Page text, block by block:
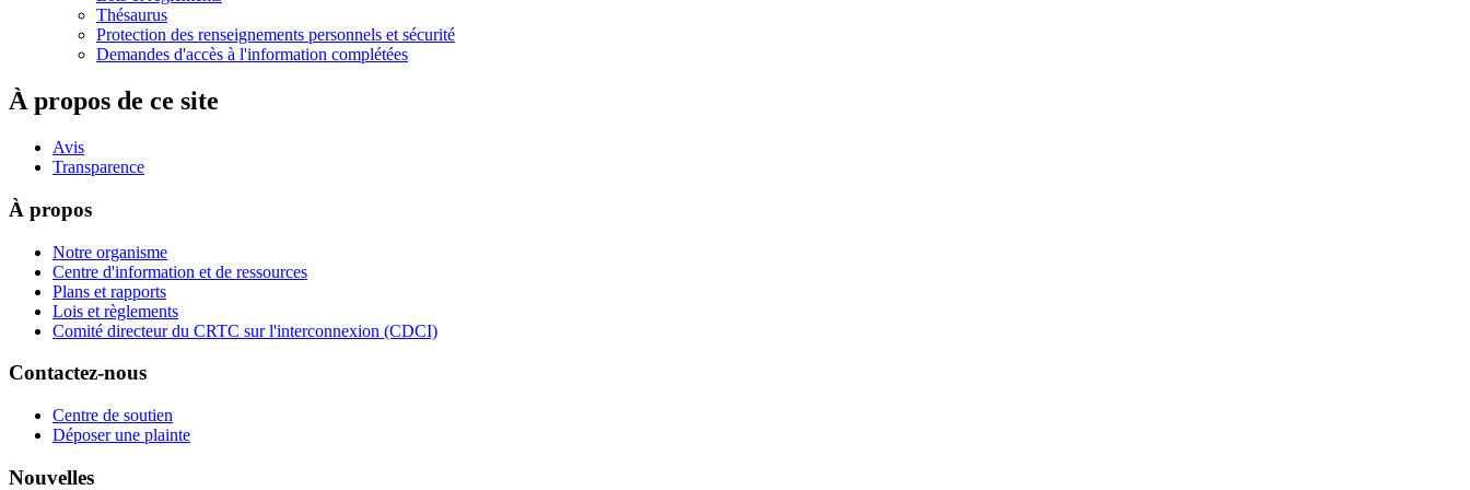
Thésaurus
Protection des renseignements personnels et sécurité
Demandes d'accès à l'information complétées
À propos de ce site
Avis
Transparence
À propos
Notre organisme
Centre d'information et de ressources
Plans et rapports
Lois et règlements
Comité directeur du CRTC sur l'interconnexion (CDCI)
Contactez-nous
Centre de soutien
Déposer une plainte
Nouvelles